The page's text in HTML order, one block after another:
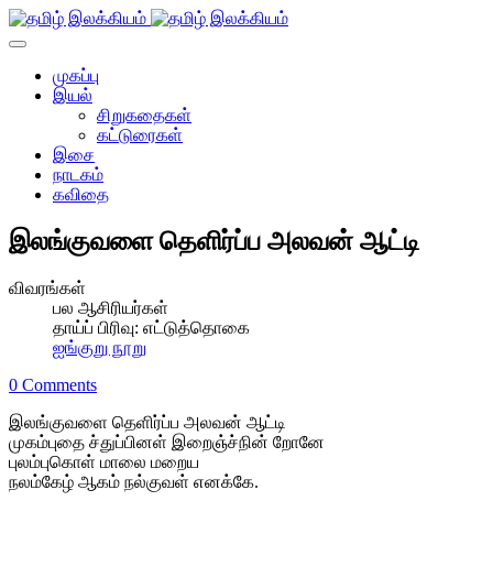
முகப்பு
இயல்
சிறுகதைகள்
கட்டுரைகள்
இசை
நாடகம்
கவிதை
இலங்குவளை தெளிர்ப்ப அலவன் ஆட்டி
விவரங்கள்
பல ஆசிரியர்கள்
தாய்ப் பிரிவு: எட்டுத்தொகை
ஐங்குறு நூறு
0 Comments
இலங்குவளை தெளிர்ப்ப அலவன் ஆட்டி
முகம்புதை ச்துப்பினள் இறைஞ்ச்நின் றோனே
புலம்புகொள் மாலை மறைய
நலம்கேழ் ஆகம் நல்குவள் எனக்கே.